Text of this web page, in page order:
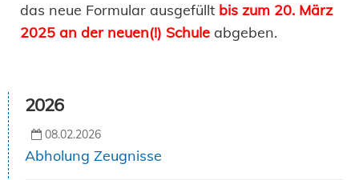
das neue Formular ausgefüllt bis zum 20. März
2025 an der neuen(!) Schule abgeben.
2026
08.02.2026
Abholung Zeugnisse